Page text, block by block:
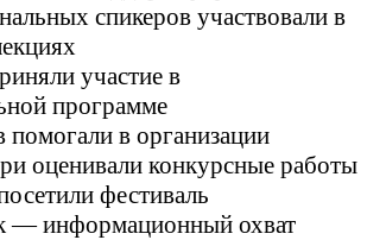
спикеров участвовали в
участие в
программе
помогали в организации
оценивали конкурсные работы
фестиваль
— информационный охват